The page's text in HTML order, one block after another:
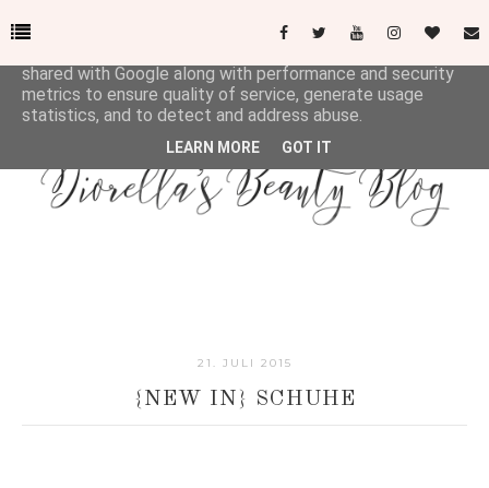
21. JULI 2015
{NEW IN} SCHUHE
This site uses cookies from Google to deliver its services
shared with Google along with performance and security
metrics to ensure quality of service, generate usage
statistics, and to detect and address abuse.
LEARN MORE GOT IT